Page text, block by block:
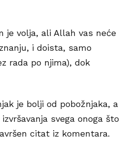
je volja, ali Allah vas neće
i doista, samo
rada po njima), dok
je bolji od pobožnjaka, a
svega onoga što
citat iz komentara.